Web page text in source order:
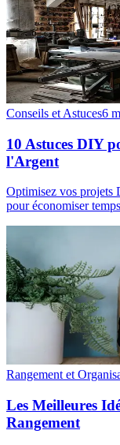
Conseils et Astuces6
10 Astuces DIY
l'Argent
Optimisez vos projets
pour économiser
Rangement et
Les Meilleures
Rangement